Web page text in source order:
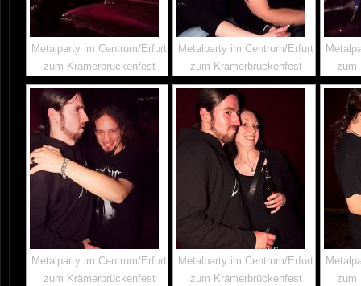
Metalparty im Centrum/Erfurt
zum Krämerbrückenfest
Metalparty im Centrum/Erfurt
zum Krämerbrückenfest
zum
Metalparty im Centrum/Erfurt
zum Krämerbrückenfest
Metalparty im Centrum/Erfurt
zum Krämerbrückenfest
zum